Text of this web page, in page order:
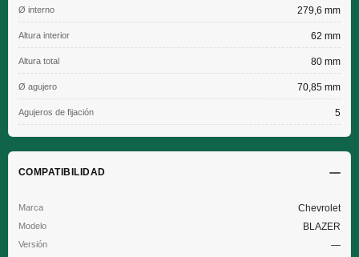
Ø interno 279,6 mm
Altura interior 62 mm
Altura total 80 mm
Ø agujero 70,85 mm
Agujeros de fijación 5
COMPATIBILIDAD
Chevrolet
BLAZER
—